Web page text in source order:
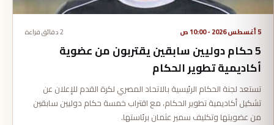
5 أغسطس 2026 - 10:00 ص 2 دقائق قراءة
5 حكام دوليين سابقين يقتربون من عضوية
أكاديمية تطوير الحكام
تستعد لجنة الحكام الرئيسية بالاتحاد المصري لكرة القدم للإعلان عن
تشكيل أكاديمية تطوير الحكام، مع اقتراب خمسة حكام دوليين سابقين
من عضويتها وتكليف سمير عثمان برئاستها.